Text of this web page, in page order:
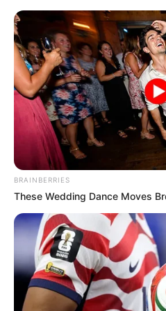
Hamburg und Umgebung
Ausflugsziele
Bald ist Mariä Himmelfahrt:
Hier werden Angebote für den
um Hamburg vorgestellt.
entsprechende Angebote in
Kletterparkoder einem Zoo
Erinnerungen an die
Angebote
weiteren Umgebung:
BRAINBERRIES
These Wedding Dance Moves